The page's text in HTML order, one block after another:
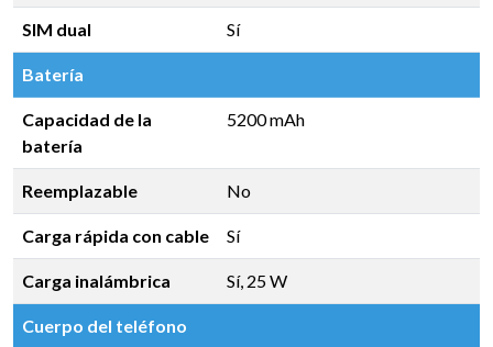
SIM dual Sí
Batería
Capacidad de la
batería
5200 mAh
Reemplazable No
Carga rápida con cable Sí
Carga inalámbrica Sí, 25 W
Cuerpo del teléfono